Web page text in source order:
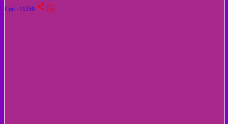
Cod : 11259 share